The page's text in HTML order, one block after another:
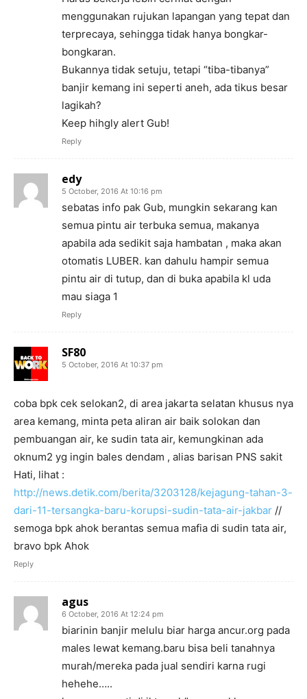
menggunakan rujukan lapangan yang tepat dan
terprecaya, sehingga tidak hanya bongkar-
bongkaran.
Bukannya tidak setuju, tetapi “tiba-tibanya”
banjir kemang ini seperti aneh, ada tikus besar
lagikah?
Keep hihgly alert Gub!
Reply
edy
5 October, 2016 At 10:16 pm
sebatas info pak Gub, mungkin sekarang kan
semua pintu air terbuka semua, makanya
apabila ada sedikit saja hambatan , maka akan
otomatis LUBER. kan dahulu hampir semua
pintu air di tutup, dan di buka apabila kl uda
mau siaga 1
Reply
SF80
5 October, 2016 At 10:37 pm
coba bpk cek selokan2, di area jakarta selatan khusus nya
area kemang, minta peta aliran air baik solokan dan
pembuangan air, ke sudin tata air, kemungkinan ada
oknum2 yg ingin bales dendam , alias barisan PNS sakit
Hati, lihat :
http://news.detik.com/berita/3203128/kejagung-tahan-3-
dari-11-tersangka-baru-korupsi-sudin-tata-air-jakbar //
semoga bpk ahok berantas semua mafia di sudin tata air,
bravo bpk Ahok
Reply
agus
6 October, 2016 At 12:24 pm
biarinin banjir melulu biar harga ancur.org pada
males lewat kemang.baru bisa beli tanahnya
murah/mereka pada jual sendiri karna rugi
hehehe…..